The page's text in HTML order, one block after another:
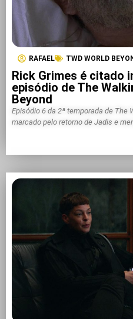
RAFAEL TWD WORLD
Rick Grimes é citado
episódio de The
Beyond
Episódio 6 da 2ª temporada de The
marcado pelo retorno de Jadis e